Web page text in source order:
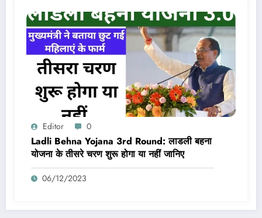
Editor 0
Ladli Behna Yojana 3rd Round: लाडली बहना
योजना के तीसरे चरण शुरू होगा या नहीं जानिए
06/12/2023